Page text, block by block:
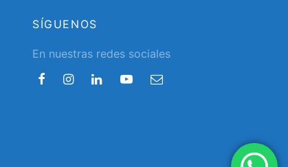
SÍGUENOS
En nuestras redes sociales